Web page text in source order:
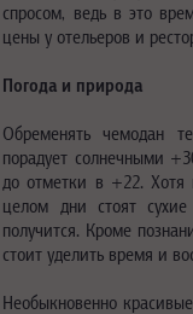
спросом, ведь в это
цены у отельеров и
Погода и природа
Обременять чемодан
порадует солнечными
до отметки в +22. Хотя
целом дни стоят
получится. Кроме
стоит уделить время и
Необыкновенно